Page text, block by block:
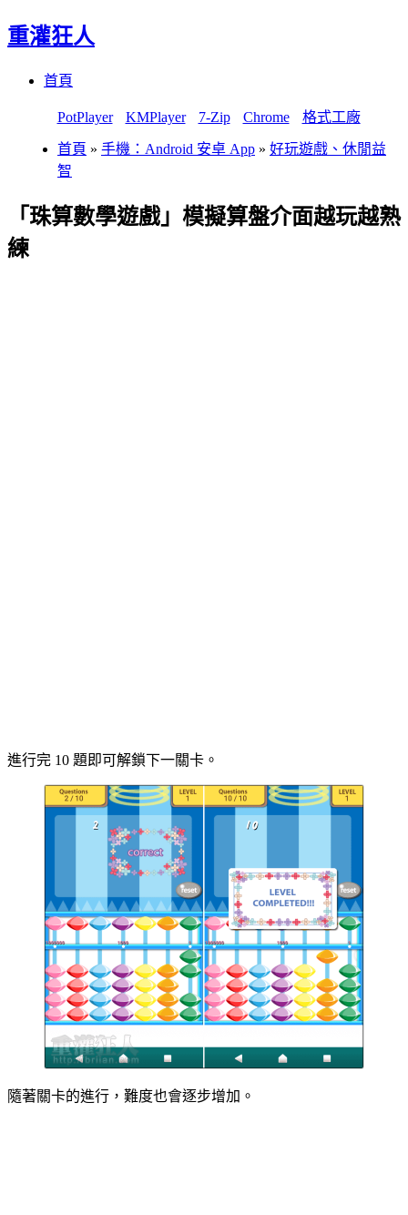
重灌狂人
首頁
PotPlayer KMPlayer 7-Zip Chrome 格式工廠
首頁 » 手機：Android 安卓 App » 好玩遊戲、休閒益
智
「珠算數學遊戲」模擬算盤介面越玩越熟
練
進行完 10 題即可解鎖下一關卡。
隨著關卡的進行，難度也會逐步增加。